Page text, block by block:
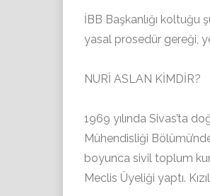
İBB Başkanlığı koltuğu
yasal prosedür gereği,
NURİ ASLAN KİMDİR?
1969 yılında Sivas’ta
Mühendisliği
boyunca sivil toplum
Meclis Üyeliği yaptı.